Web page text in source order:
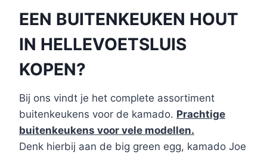
EEN BUITENKEUKEN HOUT
IN HELLEVOETSLUIS
KOPEN?
Bij ons vindt je het complete assortiment
buitenkeukens voor de kamado. Prachtige
buitenkeukens voor vele modellen.
Denk hierbij aan de big green egg, kamado Joe